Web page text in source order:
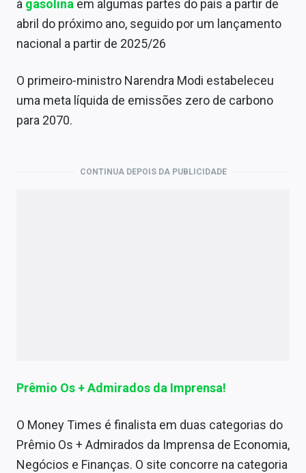
à gasolina em algumas partes do país a partir de
abril do próximo ano, seguido por um lançamento
nacional a partir de 2025/26
O primeiro-ministro Narendra Modi estabeleceu
uma meta líquida de emissões zero de carbono
para 2070.
CONTINUA DEPOIS DA PUBLICIDADE
Prêmio Os + Admirados da Imprensa!
O Money Times é finalista em duas categorias do
Prêmio Os + Admirados da Imprensa de Economia,
Negócios e Finanças. O site concorre na categoria